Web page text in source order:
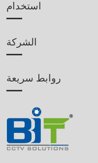
استخدام
الشركة
روابط سريعة